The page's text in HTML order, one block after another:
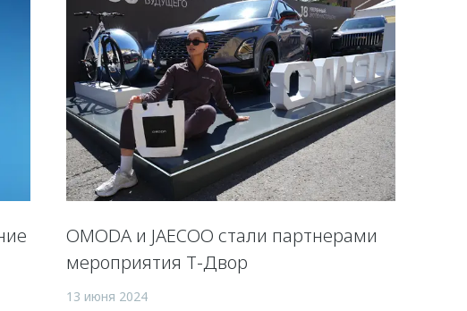
OMODA и JAECOO стали партнерами
мероприятия Т-Двор
13 июня 2024